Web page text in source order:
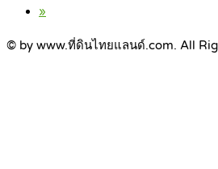
»
© by www.ที่ดินไทยแลนด์.com. All